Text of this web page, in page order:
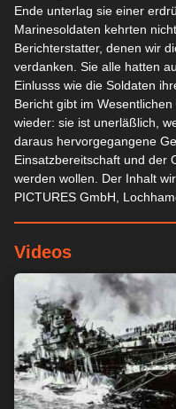
Ende unterlag sie einer
Marinesoldaten kehrten
Berichterstatter, denen wir
verdanken. Sie alle hatten
Einlusss wie die Soldaten
Bericht gibt im
wieder: sie ist unerläßlich,
daraus hervorgegangene
Einsatzbereitschaft und der
werden wollen. Der Inhalt
PICTURES GmbH,
Videos